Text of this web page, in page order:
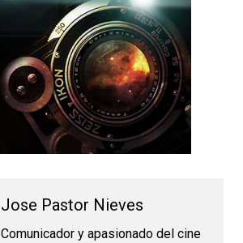
Jose Pastor Nieves
Comunicador y apasionado del cine